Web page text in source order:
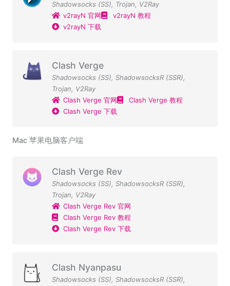
Shadowsocks (SS), Trojan, V2Ray
v2rayN 官网
v2rayN 教程
v2rayN 下载
Clash Verge
Shadowsocks (SS), ShadowsocksR (SSR),
Trojan, V2Ray
Clash Verge 官网
Clash Verge 教程
Clash Verge 下载
Mac 苹果电脑客户端
Clash Verge Rev
Shadowsocks (SS), ShadowsocksR (SSR),
Trojan, V2Ray
Clash Verge Rev 官网
Clash Verge Rev 教程
Clash Verge Rev 下载
Clash Nyanpasu
Shadowsocks (SS), ShadowsocksR (SSR),